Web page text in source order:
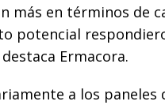
más en términos de
potencial
Ermacora.
a los paneles